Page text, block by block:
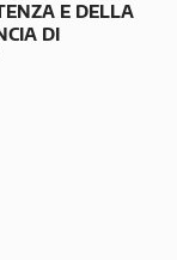
E DELLA
DI